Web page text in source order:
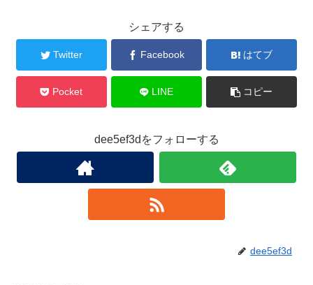
シェアする
Twitter Facebook はてブ
Pocket LINE コピー
dee5ef3dをフォローする
dee5ef3d